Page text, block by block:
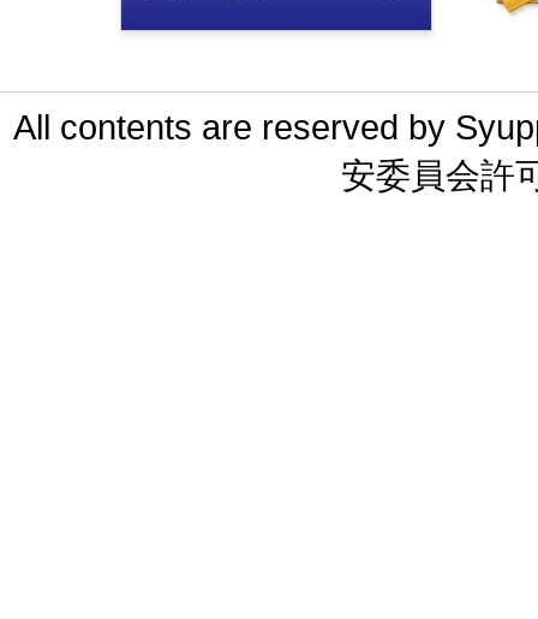
All contents are reserved by
安委員会許